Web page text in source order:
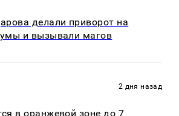
делали приворот на
и вызывали магов
2 дня назад
в оранжевой зоне до 7